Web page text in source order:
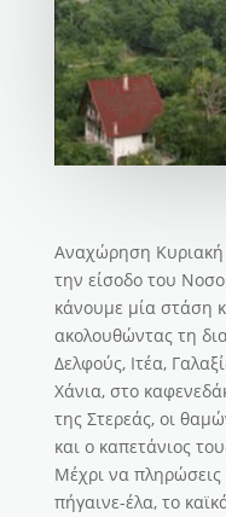
Αναχώρηση Κυριακή
την είσοδο του
κάνουμε μία στάση
ακολουθώντας τη
Δελφούς, Ιτέα,
Χάνια, στο
της Στερεάς, οι
και ο καπετάνιος
Μέχρι να πληρώσεις
πήγαινε-έλα, το